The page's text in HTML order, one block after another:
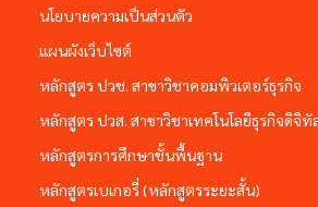
นโยบายความเป็นส่วนตัว
แผนผังเว็บไซต์
หลักสูตร ปวช. สาขาวิชาคอมพิวเตอร์ธุรกิจ
หลักสูตร ปวส. สาขาวิชาเทคโนโลยีธุรกิจดิจิทั
หลักสูตรการศึกษาชั้นพื้นฐาน
หลักสูตรเบเกอรี่ (หลักสูตรระยะสั้น)